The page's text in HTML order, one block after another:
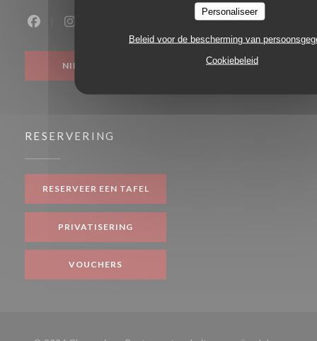
Personaliseer
Beleid voor de bescherming van
Cookiebeleid
Facebook ((opent in een nieuw venster))
Instagram ((opent in een nieuw venster))
NIEUWSBRIEF
RESERVERING
RESERVEER EEN TAFEL
PRIVATISERING
VOUCHERS